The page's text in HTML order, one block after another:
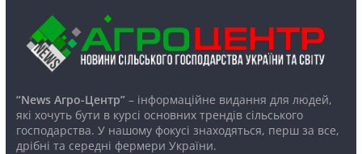
“News Агро-Центр”– інформаційне видання для людей,
які хочуть бути в курсі основних трендів сільського
господарства. У нашому фокусі знаходяться, перш за все,
дрібні та середні фермери України.